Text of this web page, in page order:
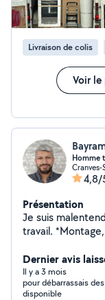
Livraison de colis
Voir
Homme
Cranves-
4,8/
Présentation
Je suis
travail.
des cadres ,étagère,miroir
déchetterie
taille haie)
Dernier avis
Il y a 3 mois
pour débarrassais
disponible